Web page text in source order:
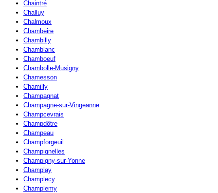
Chaintré
Challuy
Chalmoux
Chambeire
Chambilly
Chamblanc
Chamboeuf
Chambolle-Musigny
Chamesson
Chamilly
Champagnat
Champagne-sur-Vingeanne
Champcevrais
Champdôtre
Champeau
Champforgeuil
Champignelles
Champigny-sur-Yonne
Champlay
Champlecy
Champlemy